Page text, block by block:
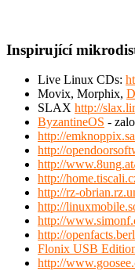
Inspirující
Live Linux CDs:
Movix, Morphix,
SLAX http://
ByzantineOS -
http://
http://
http://
http://
http://rz-
http://
http://
http://
Flonix USB
http://